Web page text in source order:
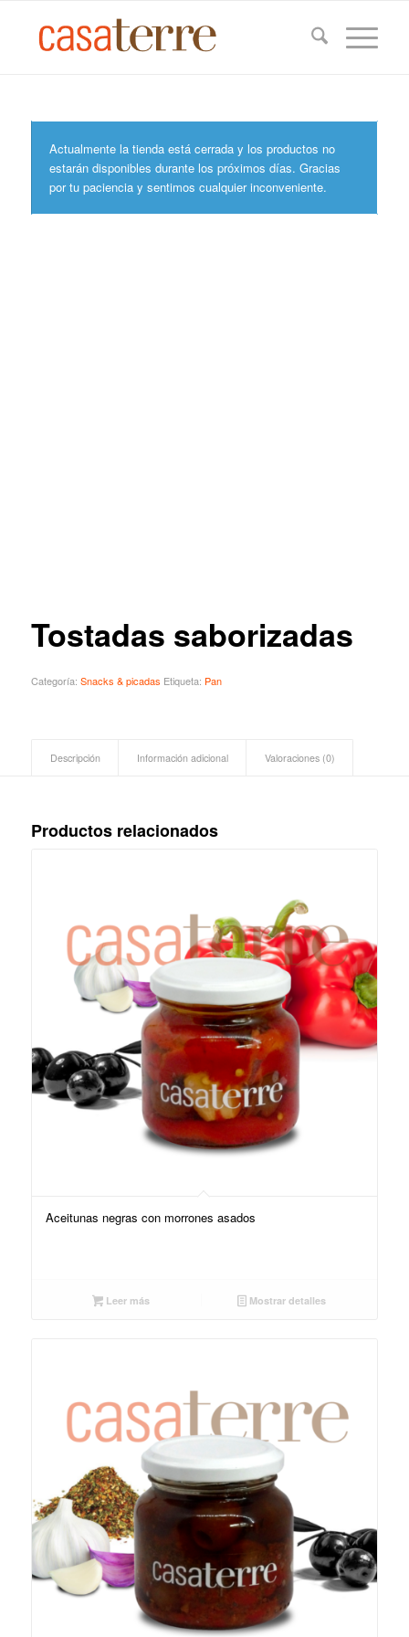
Actualmente la tienda está cerrada y los productos no
estarán disponibles durante los próximos días. Gracias
por tu paciencia y sentimos cualquier inconveniente.
Tostadas saborizadas
Categoría: Snacks & picadas Etiqueta: Pan
Descripción Información adicional Valoraciones (0)
Productos relacionados
Aceitunas negras con morrones asados
Leer más Mostrar detalles